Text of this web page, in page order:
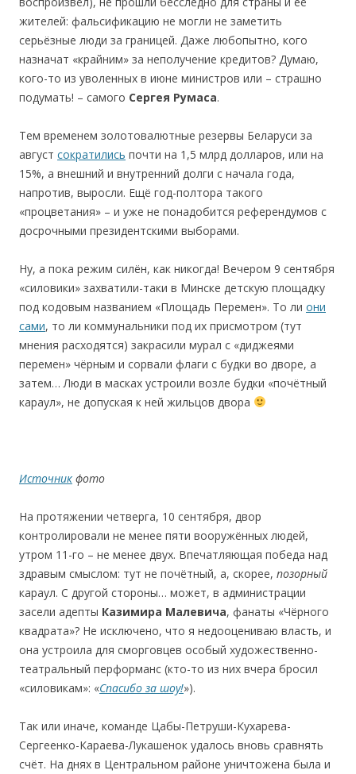
жителей: фальсификацию не могли не заметить
серьёзные люди за границей. Даже любопытно, кого
назначат «крайним» за неполучение кредитов? Думаю,
кого-то из уволенных в июне министров или – страшно
подумать! – самого Сергея Румаса.
Тем временем золотовалютные резервы Беларуси за
август сократились почти на 1,5 млрд долларов, или на
15%, а внешний и внутренний долги с начала года,
напротив, выросли. Ещё год-полтора такого
«процветания» – и уже не понадобится референдумов с
досрочными президентскими выборами.
Ну, а пока режим силён, как никогда! Вечером 9 сентября
«силовики» захватили-таки в Минске детскую площадку
под кодовым названием «Площадь Перемен». То ли они
сами, то ли коммунальники под их присмотром (тут
мнения расходятся) закрасили мурал с «диджеями
перемен» чёрным и сорвали флаги с будки во дворе, а
затем… Люди в масках устроили возле будки «почётный
караул», не допуская к ней жильцов двора
Источник фото
На протяжении четверга, 10 сентября, двор
контролировали не менее пяти вооружённых людей,
утром 11-го – не менее двух. Впечатляющая победа над
здравым смыслом: тут не почётный, а, скорее, позорный
караул. С другой стороны… может, в администрации
засели адепты Казимира Малевича, фанаты «Чёрного
квадрата»? Не исключено, что я недооцениваю власть, и
она устроила для сморговцев особый художественно-
театральный перформанс (кто-то из них вчера бросил
«силовикам»: «Спасибо за шоу!»).
Так или иначе, команде Цабы-Петруши-Кухарева-
Сергеенко-Караева-Лукашенок удалось вновь сравнять
счёт. На днях в Центральном районе уничтожена была и